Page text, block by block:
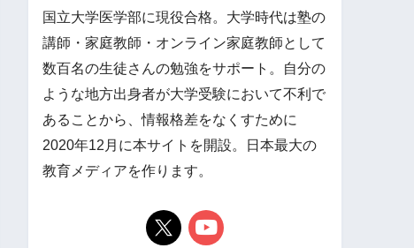
国立大学医学部に現役合格。大学時代は塾の
講師・家庭教師・オンライン家庭教師として
数百名の生徒さんの勉強をサポート。自分の
ような地方出身者が大学受験において不利で
あることから、情報格差をなくすために
2020年12月に本サイトを開設。日本最大の
教育メディアを作ります。